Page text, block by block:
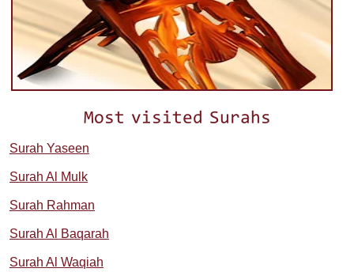
Most visited Surahs
Surah Yaseen
Surah Al Mulk
Surah Rahman
Surah Al Baqarah
Surah Al Waqiah